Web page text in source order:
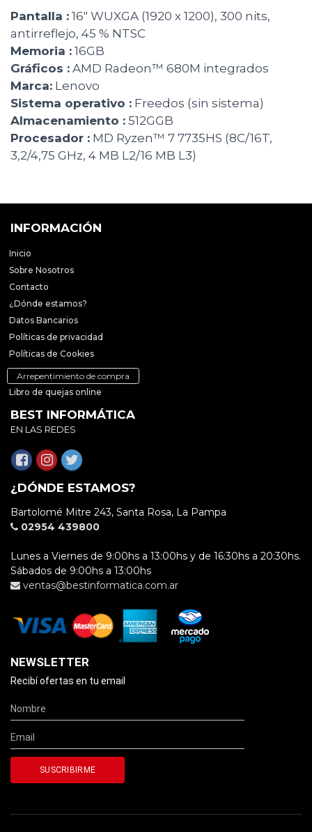
Pantalla : 16" WUXGA (1920 x 1200), 300 nits,
antirreflejo, 45 % NTSC
Memoria : 16GB
Gráficos : AMD Radeon™ 680M integrados
Marca: Lenovo
Sistema operativo : Freedos (sin sistema)
Almacenamiento : 512GGB
Procesador : MD Ryzen™ 7 7735HS (8C/16T,
3,2/4,75 GHz, 4 MB L2/16 MB L3)
INFORMACIÓN
Inicio
Sobre Nosotros
Contacto
¿Dónde estamos?
Datos Bancarios
Políticas de privacidad
Políticas de Cookies
Arrepentimiento de compra
Libro de quejas online
BEST INFORMÁTICA
EN LAS REDES
¿DÓNDE ESTAMOS?
Bartolomé Mitre 243, Santa Rosa, La Pampa
02954 439800
Lunes a Viernes de 9:00hs a 13:00hs y de 16:30hs a 20:30hs.
Sábados de 9:00hs a 13:00hs
ventas@bestinformatica.com.ar
NEWSLETTER
Recibí ofertas en tu email